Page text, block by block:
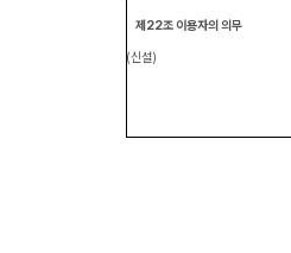
제22조 이용자의 의무
(신설)